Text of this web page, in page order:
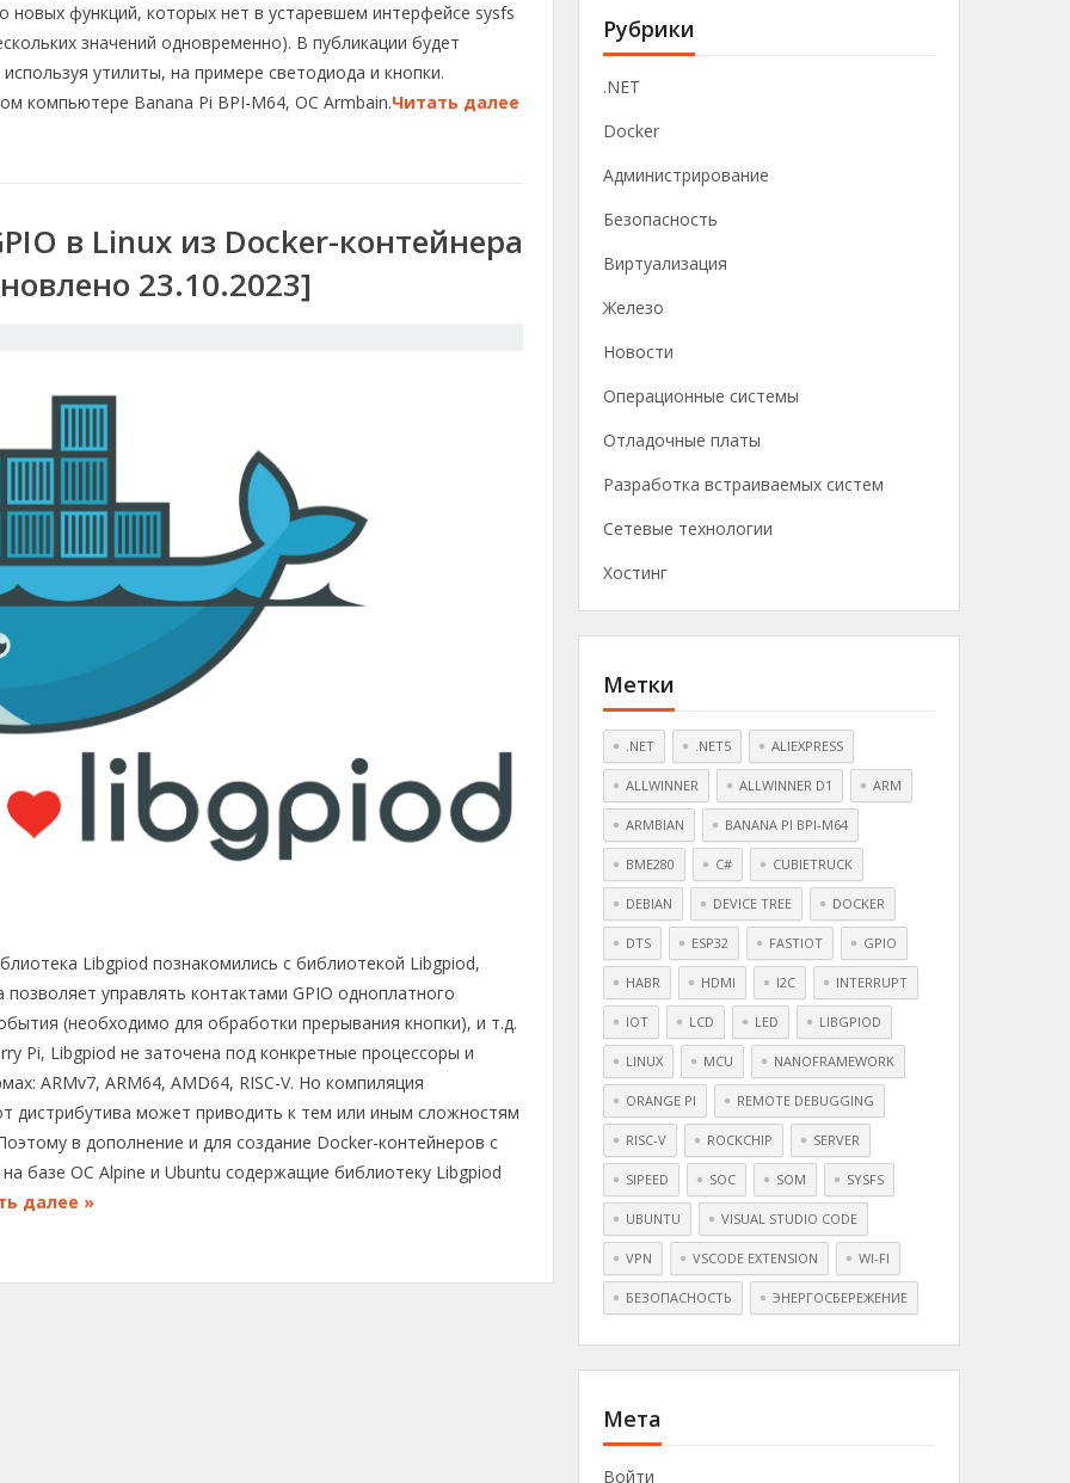
новых функций, которых нет в устаревшем интерфейсе sysfs
значений одновременно). В публикации будет
утилиты, на примере светодиода и кнопки.
компьютере Banana Pi BPI-M64, ОС Armbain.Читать далее
в Linux из Docker-контейнера
23.10.2023]
Libgpiod познакомились с библиотекой Libgpiod,
управлять контактами GPIO одноплатного
(необходимо для обработки прерывания кнопки), и т.д.
Pi, Libgpiod не заточена под конкретные процессоры и
ARMv7, ARM64, AMD64, RISC-V. Но компиляция
дистрибутива может приводить к тем или иным сложностям
в дополнение и для создание Docker-контейнеров c
базе ОС Alpine и Ubuntu содержащие библиотеку Libgpiod
далее »
Рубрики
.NET
Docker
Администрирование
Безопасность
Виртуализация
Железо
Новости
Операционные системы
Отладочные платы
Разработка встраиваемых систем
Сетевые технологии
Хостинг
Метки
.NET .NET5 ALIEXPRESS
ALLWINNER ALLWINNER D1 ARM
ARMBIAN BANANA PI BPI-M64
BME280 C# CUBIETRUCK
DEBIAN DEVICE TREE DOCKER
DTS ESP32 FASTIOT GPIO
HABR HDMI I2C INTERRUPT
IOT LCD LED LIBGPIOD
LINUX MCU NANOFRAMEWORK
ORANGE PI REMOTE DEBUGGING
RISC-V ROCKCHIP SERVER
SIPEED SOC SOM SYSFS
UBUNTU VISUAL STUDIO CODE
VPN VSCODE EXTENSION WI-FI
БЕЗОПАСНОСТЬ ЭНЕРГОСБЕРЕЖЕНИЕ
Мета
Войти